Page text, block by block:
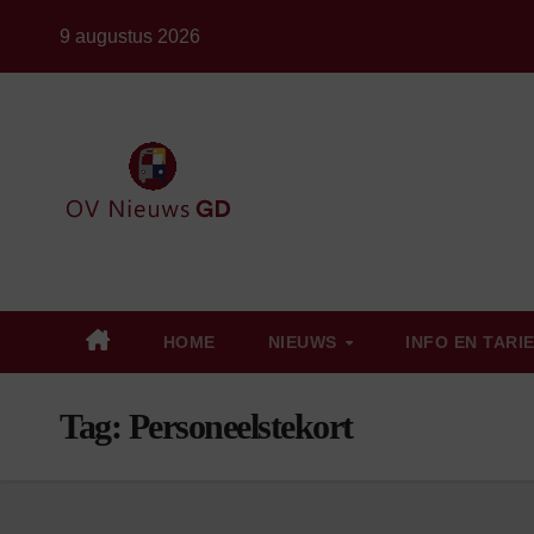
9 augustus 2026
HOME NIEUWS INFO EN
Tag: Personeelstekort